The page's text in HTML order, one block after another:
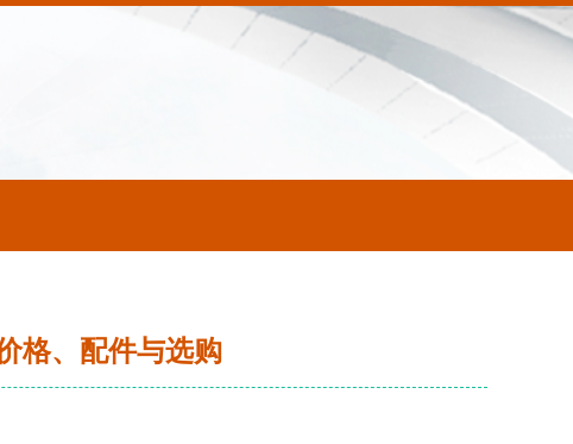
格、配件与选购